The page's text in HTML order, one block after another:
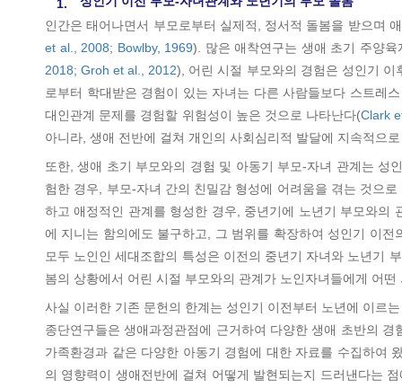
1.
인간은 태어나면서 부모로부터 실제적, 정서적 돌봄을 받으며
et al., 2008; Bowlby, 1969). 많은 애착연구는 생애 초기 주양
2018;Groh et al., 2012), 어린 시절 부모와의 경험은 성인기
로부터 학대받은 경험이 있는 자녀는 다른 사람들보다 스트레
대인관계 문제를 경험할 위험성이 높은 것으로 나타난다(Clark
아니라, 생애 전반에 걸쳐 개인의 사회심리적 발달에 지속적으
또한, 생애 초기 부모와의 경험 및 아동기 부모-자녀 관계는 성
험한 경우, 부모-자녀 간의 친밀감 형성에 어려움을 겪는 것으로
하고 애정적인 관계를 형성한 경우, 중년기에 노년기 부모와의
에 지니는 함의에도 불구하고, 그 범위를 확장하여 성인기 이
모두 노인인 세대조합의 특성은 이전의 중년기 자녀와 노년기
봄의 상황에서 어린 시절 부모와의 관계가 노인자녀들에게 어
사실 이러한 기존 문헌의 한계는 성인기 이전부터 노년에 이르
종단연구들은 생애과정관점에 근거하여 다양한 생애 초반의
가족환경과 같은 다양한 아동기 경험에 대한 자료를 수집하여
의 영향력이 생애전반에 걸쳐 어떻게 발현되는지 드러낸다는